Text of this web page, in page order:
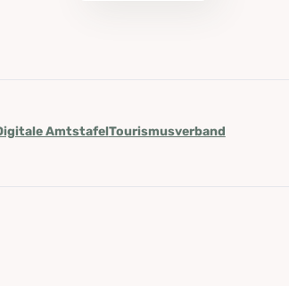
AmtstafelTourismusverband